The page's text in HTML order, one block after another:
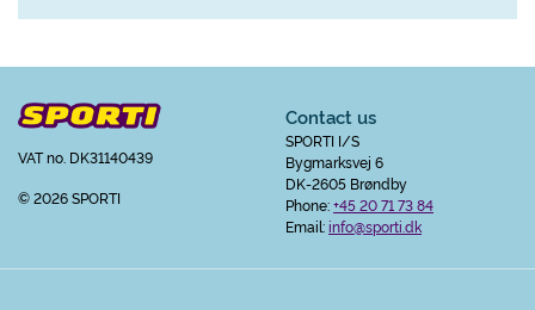
VAT no. DK31140439
© 2026 SPORTI
Contact us
SPORTI I/S
Bygmarksvej 6
DK-2605 Brøndby
Phone:+45 20 71 73 84
Email:info@sporti.dk